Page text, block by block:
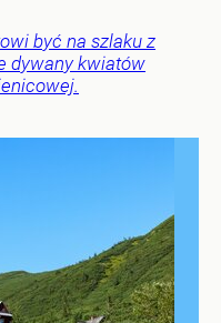
być na szlaku z
dywany kwiatów